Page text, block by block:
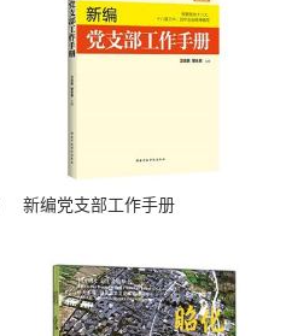
新编党支部工作手册